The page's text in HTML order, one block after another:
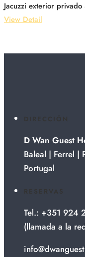
Jacuzzi exterior
View Detail
D Wan Guest
Baleal | Ferrel |
Portugal
Tel.: +351 924
(llamada a la